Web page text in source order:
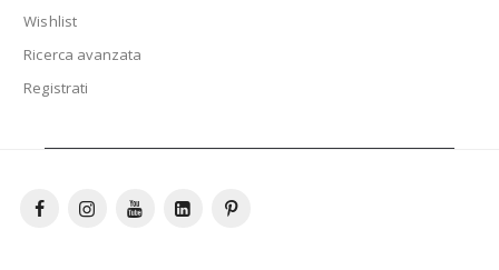
Wishlist
Ricerca avanzata
Registrati